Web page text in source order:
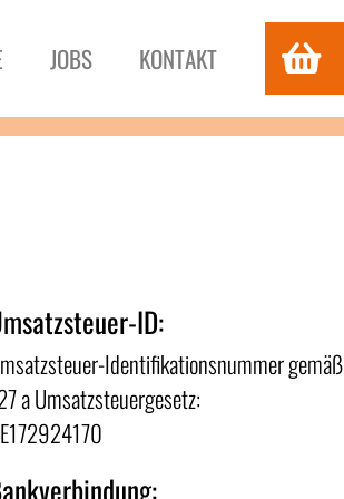
JOBS KONTAKT
ID:
Identifikationsnummer gemäß
a Umsatzsteuergesetz: